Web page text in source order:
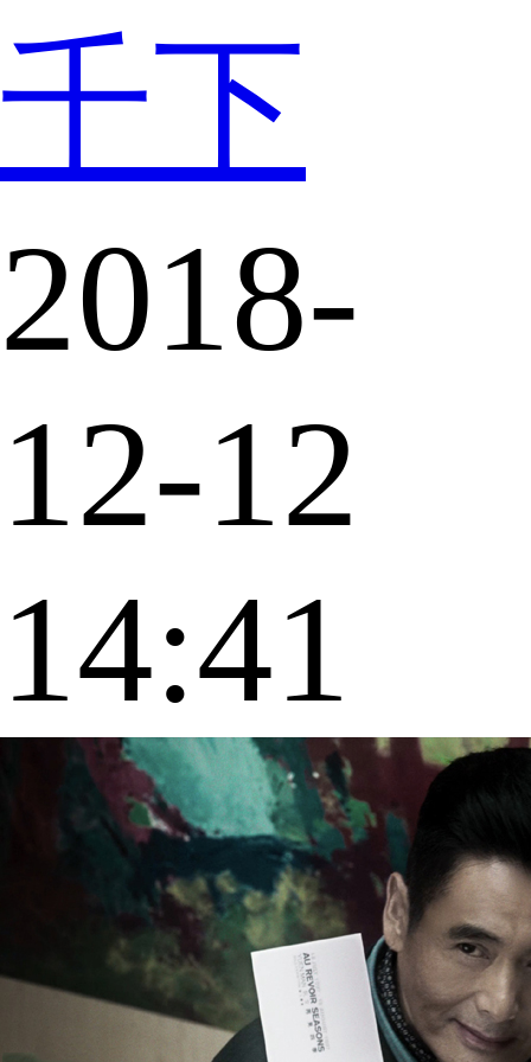
千下
2018-
12-12
14:41